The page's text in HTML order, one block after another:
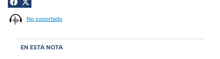
No soportado
EN ESTA NOTA